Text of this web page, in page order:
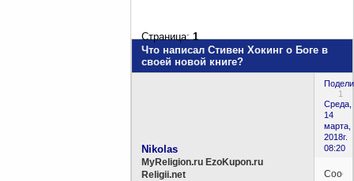
Что написал Стивен Хокинг о Боге в
своей новой книге?
Страница:1
1
Среда,
14
марта,
2018г.
08:20
Nikolas
MyReligion.ru EzoKupon.ru
Religii.net